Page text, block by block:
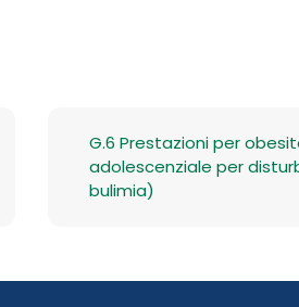
G.6 Prestazioni per
adolescenziale per
bulimia)